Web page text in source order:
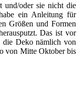
und/oder sie nicht die
ein Anleitung für
Größen und Formen
Das ist vor
die Deko nämlich von
von Mitte Oktober bis